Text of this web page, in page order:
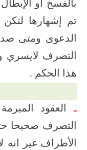
بالفسخ أو
تم إشهارها
الدعوى ومتى
التصرف لايسري
هذا الحكم .
ـ
التصرف صحيحا
الأطراف غير انه